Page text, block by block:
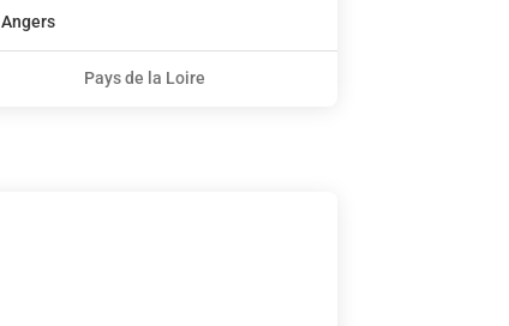
Angers
Pays de la Loire